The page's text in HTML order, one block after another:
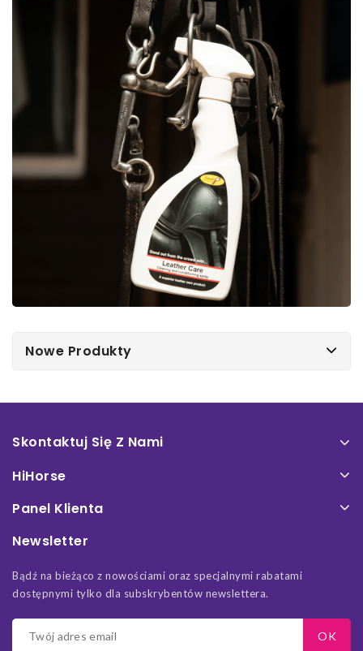
Nowe Produkty
Skontaktuj Się Z Nami
HiHorse
Panel Klienta
Newsletter
Bądź na bieżąco z nowościami oraz specjalnymi rabatami
dostępnymi tylko dla subskrybentów newslettera.